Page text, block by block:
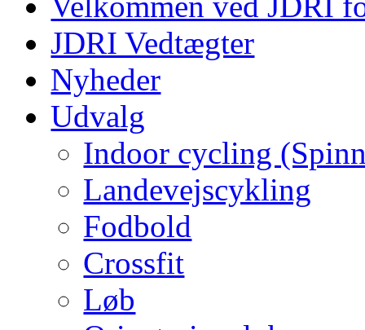
JDRI Vedtægter
Nyheder
Udvalg
Indoor cycling
Landevejscykling
Fodbold
Crossfit
Løb